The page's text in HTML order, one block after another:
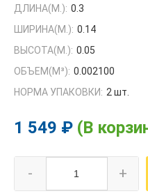
ДЛИНА(М.): 0.3
ШИРИНА(М.): 0.14
ВЫСОТА(М.): 0.05
ОБЪЕМ(M³): 0.002100
НОРМА УПАКОВКИ: 2 шт.
1 549 ₽ (В
- +